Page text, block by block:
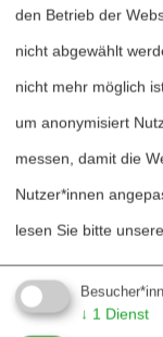
Bestellen
Fördern
Jubiläum 40
Kontakt
Mediadaten
den Betrieb der
nicht abgewählt
nicht mehr möglich
um anonymisiert
messen, damit die
Nutzer*innen
lesen Sie bitte unsere
↓ 1 Dienst